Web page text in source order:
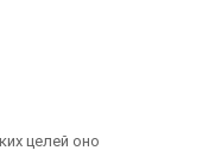
целей оно